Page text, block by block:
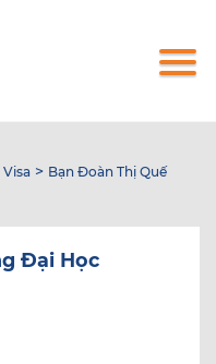
> Bạn Đoàn Thị Quế
Đại Học